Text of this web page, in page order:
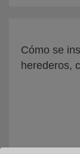
Cómo se
herederos,